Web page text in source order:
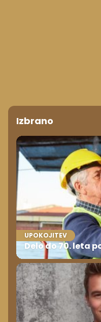
Izbrano
UPOKOJITEV
Delo do 70. leta